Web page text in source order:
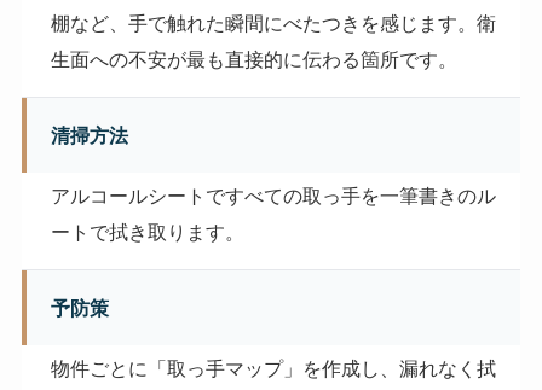
棚など、手で触れた瞬間にべたつきを感じます。衛
生面への不安が最も直接的に伝わる箇所です。
清掃方法
アルコールシートですべての取っ手を一筆書きのル
ートで拭き取ります。
予防策
物件ごとに「取っ手マップ」を作成し、漏れなく拭